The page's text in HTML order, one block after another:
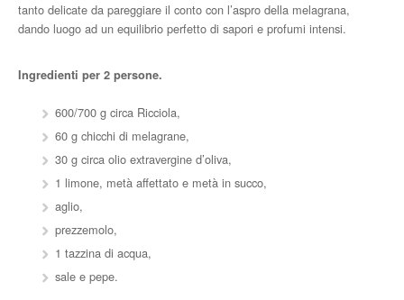
tanto delicate da pareggiare il conto con l’aspro della melagrana,
dando luogo ad un equilibrio perfetto di sapori e profumi intensi.
Ingredienti per 2 persone.
600/700 g circa Ricciola,
60 g chicchi di melagrane,
30 g circa olio extravergine d’oliva,
1 limone, metà affettato e metà in succo,
aglio,
prezzemolo,
1 tazzina di acqua,
sale e pepe.